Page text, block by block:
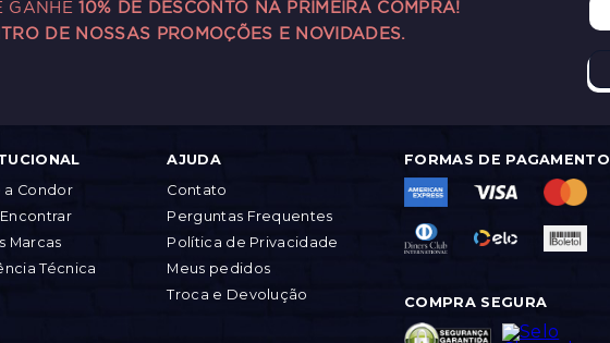
GANHE10% DE DESCONTO NA PRIMEIRA COMPRA!
DE NOSSAS PROMOÇÕES E NOVIDADES.
a Condor
Marcas
Técnica
AJUDA
Contato
Perguntas Frequentes
Política de Privacidade
Meus pedidos
Troca e Devolução
FORMAS DE PAGAMENTO
COMPRA SEGURA